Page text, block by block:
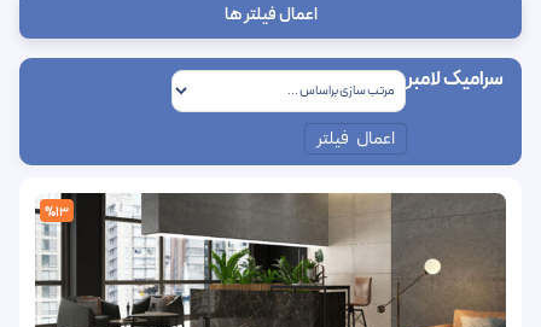
اعمال فیلتر ها
سرامیک لامبر
اعمال فیلتر
%13